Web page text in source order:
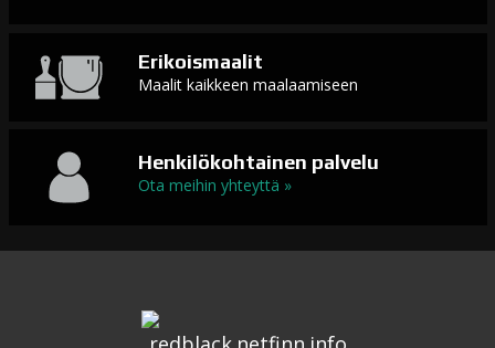
Erikoismaalit
Maalit kaikkeen maalaamiseen
Henkilökohtainen palvelu
Ota meihin yhteyttä »